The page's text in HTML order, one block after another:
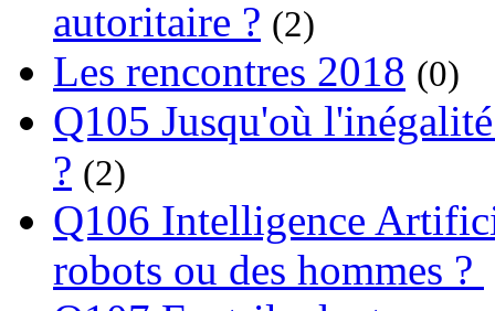
autoritaire ? (2)
Les rencontres 2018 (0)
Q105 Jusqu'où
? (2)
Q106 Intelligence
robots ou des hommes ?